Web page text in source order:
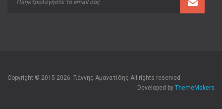
Copyright © 2015-2026. Γιάννης Αμανατίδης All rights reserved
Developed by ThemeMakers